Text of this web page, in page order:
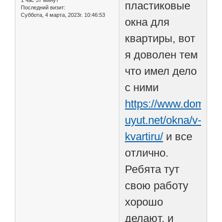
Последний визит:
Суббота, 4 марта, 2023г. 10:46:53
пластиковые
окна для
квартиры, вот
я доволен тем
что имел дело
с ними
https://
uyut.net/okna/v-
kvartiru/ и все
отлично.
Ребята тут
свою работу
хорошо
делают, и